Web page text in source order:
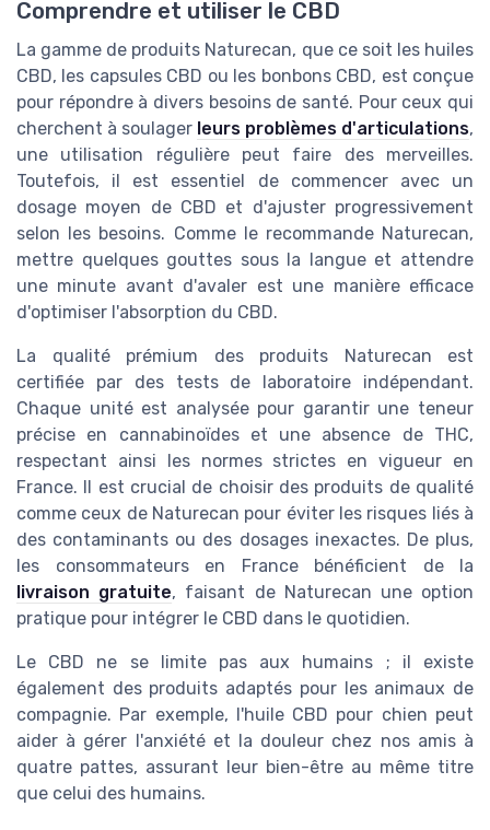
Comprendre et utiliser le CBD
La gamme de produits Naturecan, que ce soit les huiles
CBD, les capsules CBD ou les bonbons CBD, est conçue
pour répondre à divers besoins de santé. Pour ceux qui
cherchent à soulager leurs problèmes d'articulations,
une utilisation régulière peut faire des merveilles.
Toutefois, il est essentiel de commencer avec un
dosage moyen de CBD et d'ajuster progressivement
selon les besoins. Comme le recommande Naturecan,
mettre quelques gouttes sous la langue et attendre
une minute avant d'avaler est une manière efficace
d'optimiser l'absorption du CBD.
La qualité prémium des produits Naturecan est
certifiée par des tests de laboratoire indépendant.
Chaque unité est analysée pour garantir une teneur
précise en cannabinoïdes et une absence de THC,
respectant ainsi les normes strictes en vigueur en
France. Il est crucial de choisir des produits de qualité
comme ceux de Naturecan pour éviter les risques liés à
des contaminants ou des dosages inexactes. De plus,
les consommateurs en France bénéficient de la
livraison gratuite, faisant de Naturecan une option
pratique pour intégrer le CBD dans le quotidien.
Le CBD ne se limite pas aux humains ; il existe
également des produits adaptés pour les animaux de
compagnie. Par exemple, l'huile CBD pour chien peut
aider à gérer l'anxiété et la douleur chez nos amis à
quatre pattes, assurant leur bien-être au même titre
que celui des humains.